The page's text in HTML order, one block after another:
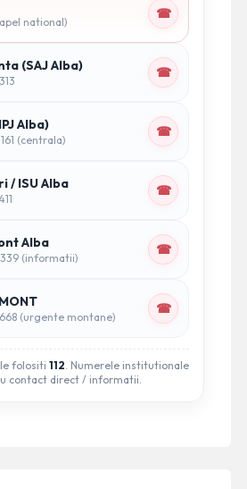
national) ☎
(SAJ Alba) ☎
Alba)
(centrala) ☎
/ ISU Alba ☎
Alba
(informatii) ☎
(urgente montane) ☎
folositi 112. Numerele institutionale
contact direct / informatii.